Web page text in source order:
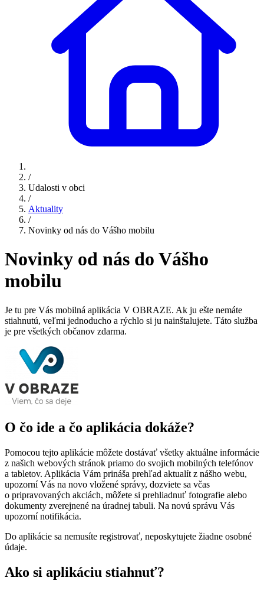
/
Udalosti v obci
/
Aktuality
/
Novinky od nás do Vášho mobilu
Novinky od nás do Vášho
mobilu
Je tu pre Vás mobilná aplikácia V OBRAZE. Ak ju ešte nemáte
stiahnutú, veľmi jednoducho a rýchlo si ju nainštalujete. Táto služba
je pre všetkých občanov zdarma.
O čo ide a čo aplikácia dokáže?
Pomocou tejto aplikácie môžete dostávať všetky aktuálne informácie
z našich webových stránok priamo do svojich mobilných telefónov
a tabletov. Aplikácia Vám prináša prehľad aktualít z nášho webu,
upozorní Vás na novo vložené správy, dozviete sa včas
o pripravovaných akciách, môžete si prehliadnuť fotografie alebo
dokumenty zverejnené na úradnej tabuli. Na novú správu Vás
upozorní notifikácia.
Do aplikácie sa nemusíte registrovať, neposkytujete žiadne osobné
údaje.
Ako si aplikáciu stiahnuť?